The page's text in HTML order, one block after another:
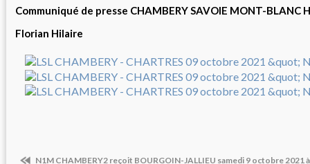
Communiqué de presse CHAMBERY SAVOIE MONT-BLANC
Florian Hilaire
N1M CHAMBERY2 reçoit BOURGOIN-JALLIEU samedi 9 octobre 2021